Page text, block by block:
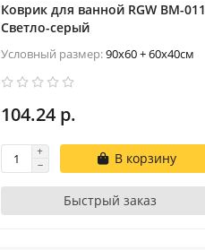
Коврик для ванной RGW BM-011
Светло-серый
Условный размер:90x60 + 60x40см
104.24 р.
В корзину
Быстрый заказ